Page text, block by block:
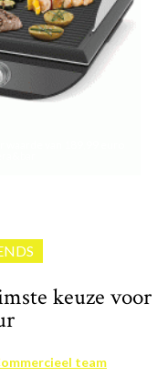
keuze voor
team